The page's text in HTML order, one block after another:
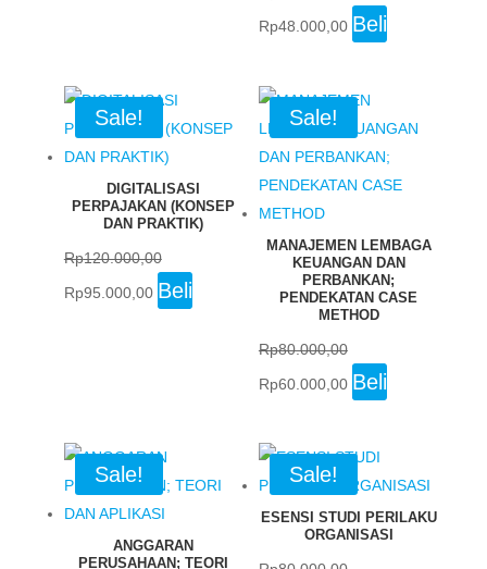
Original
Rp60.000,00.
Rp48.000,00Current
price
Rp48.000,00.
Beli
Sale!
DIGITALISASI
PERPAJAKAN (KONSEP
DAN PRAKTIK)
Rp120.000,00
Original
Rp95.000,00Current
price
Beli
Sale!
MANAJEMEN LEMBAGA
KEUANGAN DAN
PERBANKAN;
PENDEKATAN CASE
METHOD
Rp80.000,00
Original
Rp80.000,00.
Rp60.000,00Current
price
Rp60.000,00.
Beli
Sale!
ANGGARAN
PERUSAHAAN; TEORI
Sale!
ESENSI STUDI PERILAKU
ORGANISASI